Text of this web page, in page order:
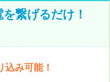
繋げるだけ！
み可能！